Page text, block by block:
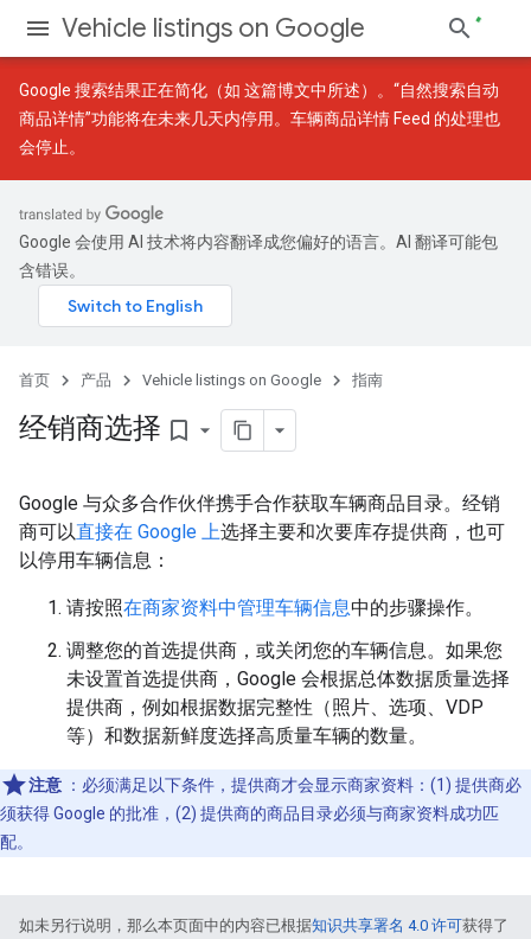
Vehicle listings on Google
Google 搜索结果正在简化（如 这篇博文中所述）。“自然搜索自动
商品详情”功能将在未来几天内停用。车辆商品详情 Feed 的处理也
会停止。
Google 会使用 AI 技术将内容翻译成您偏好的语言。AI 翻译可能包
含错误。
首页 产品 Vehicle listings on Google 指南
经销商选择 bookmark_border
Google 与众多合作伙伴携手合作获取车辆商品目录。经销
商可以直接在 Google 上选择主要和次要库存提供商，也可
以停用车辆信息：
请按照在商家资料中管理车辆信息中的步骤操作。
调整您的首选提供商，或关闭您的车辆信息。如果您
未设置首选提供商，Google 会根据总体数据质量选择
提供商，例如根据数据完整性（照片、选项、VDP
等）和数据新鲜度选择高质量车辆的数量。
注意 ：必须满足以下条件，提供商才会显示商家资料：(1) 提供商必
须获得 Google 的批准，(2) 提供商的商品目录必须与商家资料成功匹
配。
如未另行说明，那么本页面中的内容已根据知识共享署名 4.0 许可获得了